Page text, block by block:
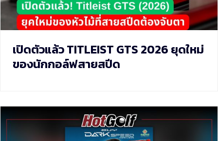
เปิดตัวแล้ว TITLEIST GTS 2026 ยุดใหม่
ของนักกอล์ฟสายสปีด